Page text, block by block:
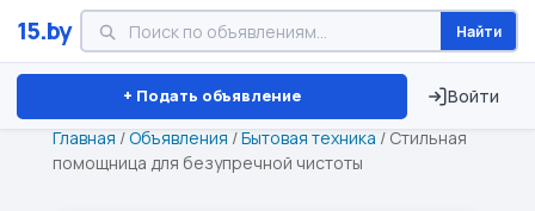
15.by Найти
+ Подать объявление Войти
Минск Витебск Брест ⏱ ТОЛЬКО 15 ДНЕЙ
Главная /Объявления /Бытовая техника / Стильная
помощница для безупречной чистоты